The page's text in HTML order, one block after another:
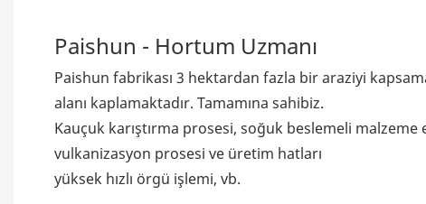
Paishun - Hortum Uzmanı
Paishun fabrikası 3 hektardan fazla bir araziyi
alanı kaplamaktadır. Tamamına sahibiz.
Kauçuk karıştırma prosesi, soğuk beslemeli
vulkanizasyon prosesi ve üretim hatları
yüksek hızlı örgü işlemi, vb.